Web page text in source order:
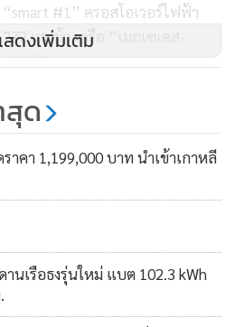
“smart #1” ครอสโอเวอร์ไฟฟ้า
272 แรงม้า เครือ “เมอเซเดส-
เบนซ์”
“โตโยต้า จีอาร์ โคโรลลา” พ่วงขุม
พลังเทอร์โบ 1.6 ลิตร 300 แรงม้า
ดงเพิ่มเติม
สุด
ราคา 1,199,000 บาท นำเข้าเกาหลี
านเรือธงรุ่นใหม่ แบต 102.3 kWh